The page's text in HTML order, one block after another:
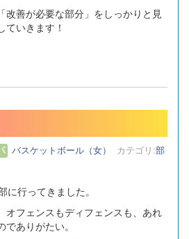
改善が必要な部分」をしっかりと見
ていきます！
バスケットボール（女） カテゴリ:部
に行ってきました。
オフェンスもディフェンスも、あれ
ありがたい。